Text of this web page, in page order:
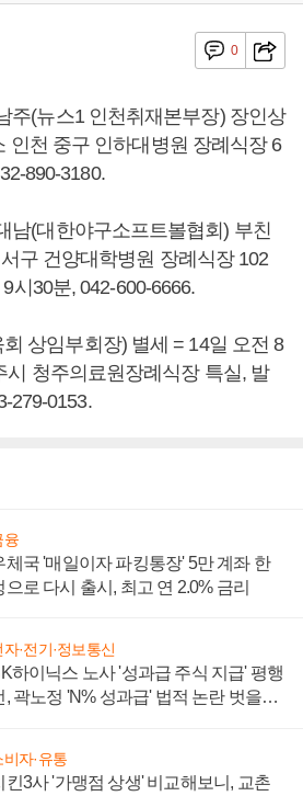
0
주(뉴스1 인천취재본부장) 장인상
인천 중구 인하대병원 장례식장 6
890-3180.
남(대한야구소프트볼협회) 부친
구 건양대학병원 장례식장 102
시30분, 042-600-6666.
상임부회장) 별세 = 14일 오전 8
시 청주의료원장례식장 특실, 발
279-0153.
융
체국 '매일이자 파킹통장' 5만 계좌 한
으로 다시 출시, 최고 연 2.0% 금리
자·전기·정보통신
하이닉스 노사 '성과급 주식 지급' 평행
, 곽노정 'N% 성과급' 법적 논란 벗을지
비자·유통
킨3사 '가맹점 상생' 비교해보니, 교촌